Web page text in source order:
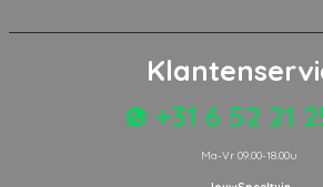
+31 6 52 21
Ma-Vr 09.00-18.00u